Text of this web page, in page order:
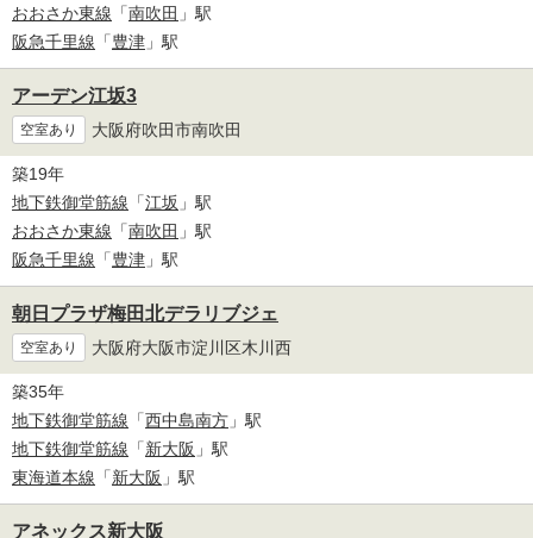
おおさか東線 「南吹田 」駅
阪急千里線 「豊津 」駅
アーデン江坂3
空室あり 大阪府吹田市南吹田
築19年
地下鉄御堂筋線 「江坂 」駅
おおさか東線 「南吹田 」駅
阪急千里線 「豊津 」駅
朝日プラザ梅田北デラリブジェ
空室あり 大阪府大阪市淀川区木川西
築35年
地下鉄御堂筋線 「西中島南方 」駅
地下鉄御堂筋線 「新大阪 」駅
東海道本線 「新大阪 」駅
アネックス新大阪